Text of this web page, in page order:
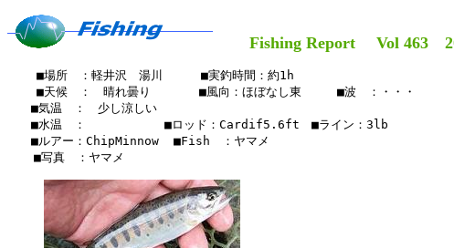
Fishing Report Vol 463
    ■場所　：軽井沢　湯川　　  ■実釣時間：約1h
    ■天候　：　晴れ曇り     　■風向：ほぼなし東　　　■波　：・・・
■気温　：　少し涼しい
■水温　：　　　　　 　■ロッド：Cardif5.6ft　■ライン：3lb
■ルアー：ChipMinnow  ■Fish　：ヤマメ
  　■写真　：ヤマメ